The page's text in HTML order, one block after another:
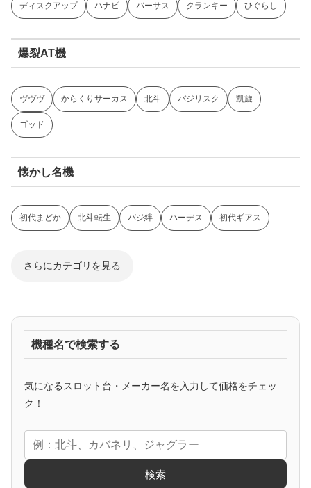
ディスクアップ ハナビ バーサス クランキー ひぐらし
爆裂AT機
ヴヴヴ からくりサーカス 北斗 バジリスク 凱旋
ゴッド
懐かし名機
初代まどか 北斗転生 バジ絆 ハーデス 初代ギアス
さらにカテゴリを見る
マイジャグ ファンキー アイム ゴージャグ ハッピー
アニメタイアップ
エヴァ コードギアス 化物語 炎炎ノ消防隊
機種名で検索する
気になるスロット台・メーカー名を入力して価格をチェッ
ク！
検索